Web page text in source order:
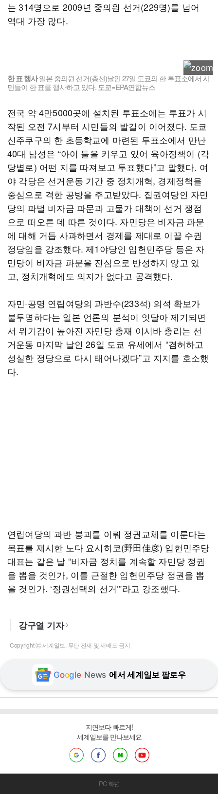
는 314명으로 2009년 중의원 선거(229명)를 넘어
역대 가장 많다.
한 표 행사일본 중의원 선거(총선)날인 27일 도쿄의 한 투표소에서 시
민들이 한 표를 행사하고 있다. 도쿄=EPA연합뉴스
전국 약 4만5000곳에 설치된 투표소에는 투표가 시
작된 오전 7시부터 시민들의 발길이 이어졌다. 도쿄
신주쿠구의 한 초등학교에 마련된 투표소에서 만난
40대 남성은 “아이 둘을 키우고 있어 육아정책이 (각
당별로) 어떤 지를 따져보고 투표했다”고 말했다. 여
야 각당은 선거운동 기간 중 정치개혁, 경제정책을
중심으로 격한 공방을 주고받았다. 집권여당인 자민
당의 파벌 비자금 파문과 고물가 대책이 선거 쟁점
으로 떠오른 데 따른 것이다. 자민당은 비자금 파문
에 대해 거듭 사과하면서 경제를 제대로 이끌 수권
정당임을 강조했다. 제1야당인 입헌민주당 등은 자
민당이 비자금 파문을 진심으로 반성하지 않고 있
고, 정치개혁에도 의지가 없다고 공격했다.
자민·공명 연립여당의 과반수(233석) 의석 확보가
불투명하다는 일본 언론의 분석이 잇달아 제기되면
서 위기감이 높아진 자민당 총재 이시바 총리는 선
거운동 마지막 날인 26일 도쿄 유세에서 “겸허하고
성실한 정당으로 다시 태어나겠다”고 지지를 호소했
다.
연립여당의 과반 붕괴를 이뤄 정권교체를 이룬다는
목표를 제시한 노다 요시히코(野田佳彦) 입헌민주당
대표는 같은 날 “비자금 정치를 계속할 자민당 정권
을 뽑을 것인가, 이를 근절한 입헌민주당 정권을 뽑
을 것인가. ‘정권선택의 선거’”라고 강조했다.
강구열 기자
Copyright ⓒ 세계일보. 무단 전재 및 재배포 금지
Google News 에서 세계일보 팔로우
지면보다 빠르게!
세계일보를 만나보세요
PC 화면